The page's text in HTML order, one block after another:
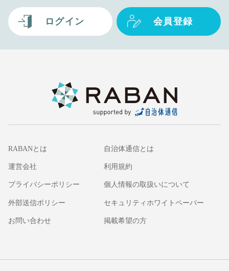
ログイン 会員登録
RABANとは 自治体通信とは
運営会社 利用規約
プライバシーポリシー 個人情報の取扱いについて
外部送信ポリシー セキュリティホワイトペーパー
お問い合わせ 掲載希望の方